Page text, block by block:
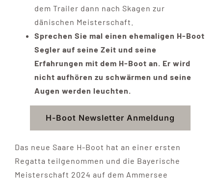
dem Trailer dann nach Skagen zur
dänischen Meisterschaft.
Sprechen Sie mal einen ehemaligen H-Boot
Segler auf seine Zeit und seine
Erfahrungen mit dem H-Boot an.
Er wird
nicht aufhören zu schwärmen und seine
Augen werden leuchten.
H-Boot Newsletter Anmeldung
Das neue Saare H-Boot hat an einer ersten
Regatta teilgenommen und die Bayerische
Meisterschaft 2024 auf dem Ammersee